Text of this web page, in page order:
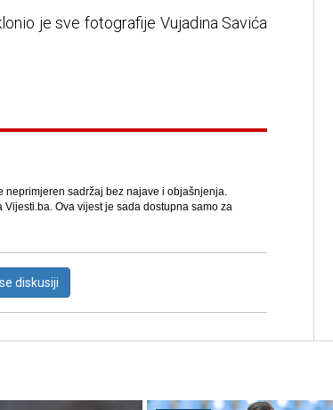
je sve fotografije Vujadina Savića
sadržaj bez najave i objašnjenja.
Ova vijest je sada dostupna samo za
diskusiji